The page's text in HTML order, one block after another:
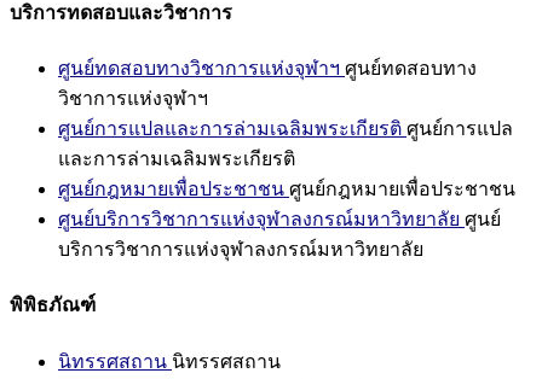
บริการทดสอบและวิชาการ
ศูนย์ทดสอบทางวิชาการแห่งจุฬาฯ ศูนย์ทดสอบทาง
วิชาการแห่งจุฬาฯ
ศูนย์การแปลและการล่ามเฉลิมพระเกียรติ ศูนย์การแปล
และการล่ามเฉลิมพระเกียรติ
ศูนย์กฎหมายเพื่อประชาชน ศูนย์กฎหมายเพื่อประชาชน
ศูนย์บริการวิชาการแห่งจุฬาลงกรณ์มหาวิทยาลัย ศูนย์
บริการวิชาการแห่งจุฬาลงกรณ์มหาวิทยาลัย
พิพิธภัณฑ์
นิทรรศสถาน นิทรรศสถาน